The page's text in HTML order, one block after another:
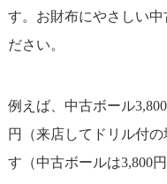
す。お財布にやさしい
ださい。
例えば、中古ボール
円（来店してドリル付
す（中古ボールは3,800